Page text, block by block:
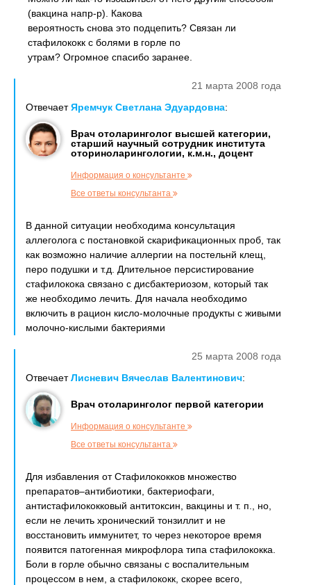
(вакцина напр-р). Какова
вероятность снова это подцепить? Связан ли
стафилококк с болями в горле по
утрам? Огромное спасибо заранее.
21 марта 2008 года
ОтвечаетЯремчук Светлана Эдуардовна:
Врач отоларинголог высшей категории,
старший научный сотрудник института
оториноларингологии, к.м.н., доцент
Информация о консультанте
Все ответы консультанта
В данной ситуации необходима консультация
аллеголога с постановкой скарификационных проб, так
как возможно наличие аллергии на постельнй клещ,
перо подушки и т.д. Длительное персистирование
стафилокока связано с дисбактериозом, который так
же необходимо лечить. Для начала необходимо
включить в рацион кисло-молочные продукты с живыми
молочно-кислыми бактериями
25 марта 2008 года
ОтвечаетЛисневич Вячеслав Валентинович:
Врач отоларинголог первой категории
Информация о консультанте
Все ответы консультанта
Для избавления от Стафилококков множество
препаратов–антибиотики, бактериофаги,
антистафилококковый антитоксин, вакцины и т. п., но,
если не лечить хронический тонзиллит и не
восстановить иммунитет, то через некоторое время
появится патогенная микрофлора типа стафилококка.
Боли в горле обычно связаны с воспалительным
процессом в нем, а стафилококк, скорее всего,